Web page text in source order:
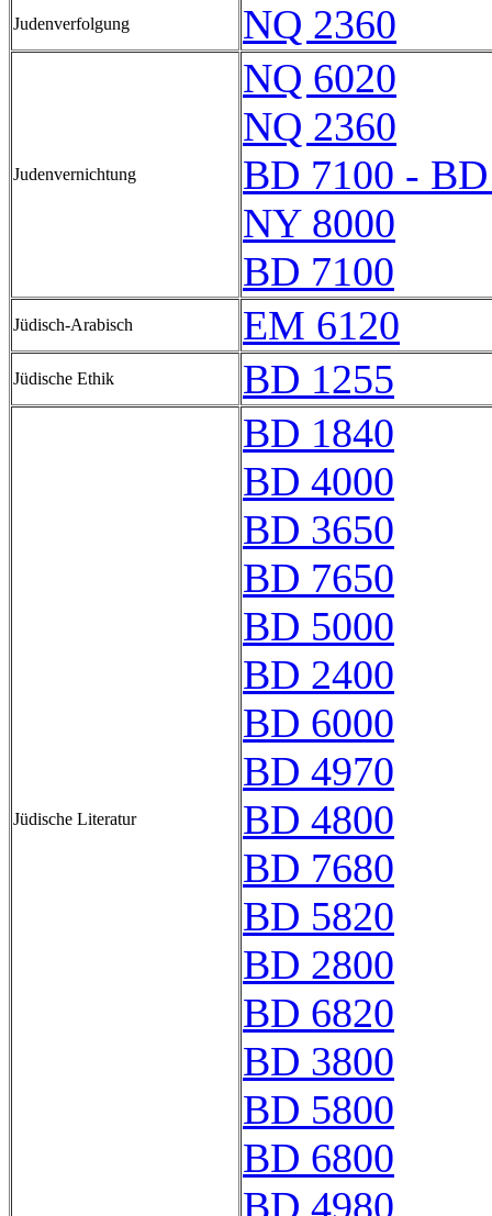
Judenverfolgung NQ 2360
Judenvernichtung
NQ 6020
NQ 2360
BD 7100 -
NY 8000
BD 7100
Jüdisch-Arabisch EM 6120
Jüdische Ethik BD 1255
Jüdische Literatur
BD 1840
BD 4000
BD 3650
BD 7650
BD 5000
BD 2400
BD 6000
BD 4970
BD 4800
BD 7680
BD 5820
BD 2800
BD 6820
BD 3800
BD 5800
BD 6800
BD 4980